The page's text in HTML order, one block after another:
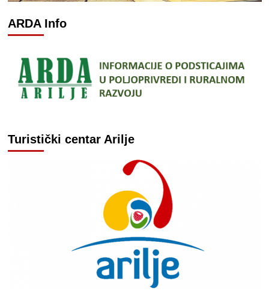
ARDA Info
Turistički centar Arilje